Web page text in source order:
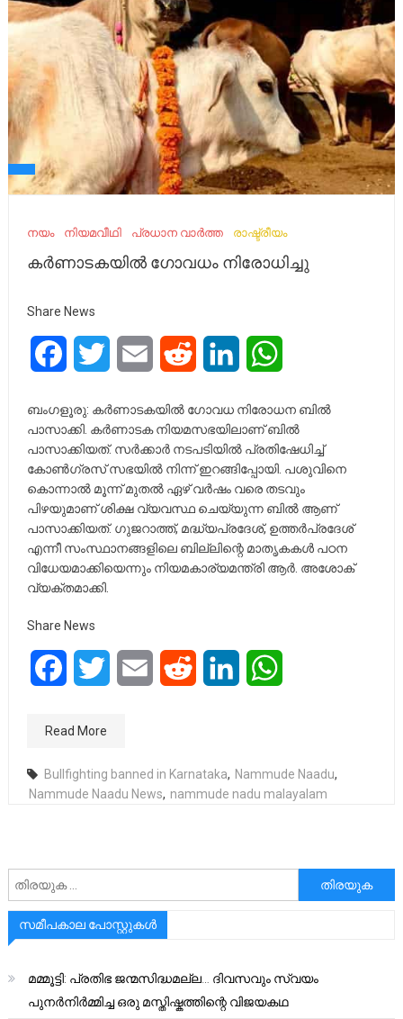
നയം നിയമവീഥി പ്രധാന വാർത്ത രാഷ്ട്രീയം
കർണാടകയിൽ ഗോവധം നിരോധിച്ചു
Share News
FacebookTwitter Email Reddit LinkedIn
ബംഗളൂരു: കര്‍ണാടകയില്‍ ഗോവധ നിരോധന ബില്‍
പാസാക്കി. കര്‍ണാടക നിയമസഭയിലാണ് ബില്‍
പാസാക്കിയത്. സര്‍ക്കാര്‍ നടപടിയില്‍ പ്രതിഷേധിച്ച്
കോണ്‍ഗ്രസ് സഭയില്‍ നിന്ന് ഇറങ്ങിപ്പോയി. പശുവിനെ
കൊന്നാല്‍ മൂന്ന് മുതല്‍ ഏഴ് വര്‍ഷം വരെ തടവും
പിഴയുമാണ് ശിക്ഷ വ്യവസ്ഥ ചെയ്യുന്ന ബില്‍ ആണ്
പാസാക്കിയത്. ഗുജറാത്ത്, മദ്ധ്യപ്രദേശ്, ഉത്തര്‍പ്രദേശ്
എന്നീ സംസ്ഥാനങ്ങളിലെ ബില്ലിന്റെ മാതൃകകള്‍ പഠന
വിധേയമാക്കിയെന്നും നിയമകാര്യമന്ത്രി ആര്‍. അശോക്
വ്യക്തമാക്കി.
Share News
FacebookTwitter Email Reddit LinkedIn
Read More
Bullfighting banned in Karnataka, Nammude Naadu,
Nammude Naadu News, nammude nadu malayalam
അനേഷിക്കുക
സമീപകാല പോസ്റ്റുകൾ
മമ്മൂട്ടി: പ്രതിഭ ജന്മസിദ്ധമല്ല… ദിവസവും സ്വയം
പുനർനിർമ്മിച്ച ഒരു മസ്തിഷ്കത്തിന്റെ വിജയകഥ